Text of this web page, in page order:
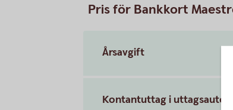
Pris för Bankkort
Årsavgift
Kontantuttag i